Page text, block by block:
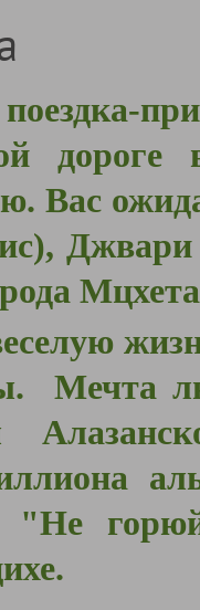
Вас
Джвари
Мечта
"Не